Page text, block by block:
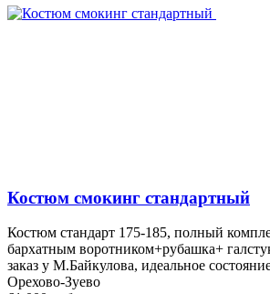
Костюм смокинг стандартный
Костюм стандарт 175-185, полный
бархатным воротником+рубашка+
заказ у М.Байкулова, идеальное
Орехово-Зуево